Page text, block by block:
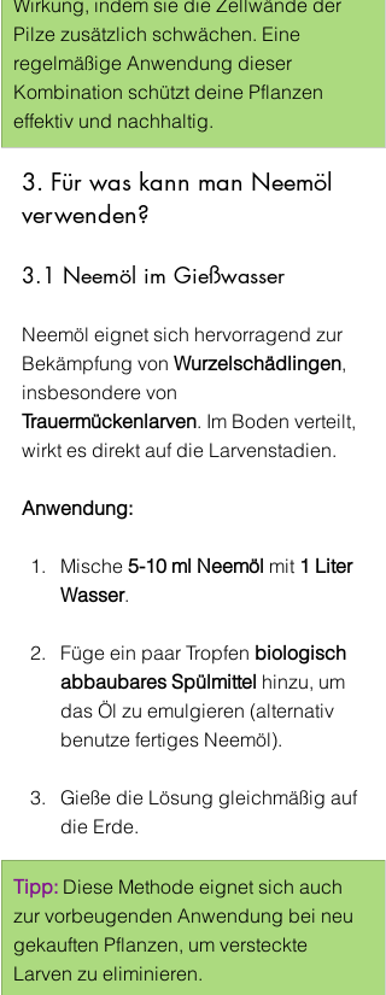
Wirkung, indem sie die Zellwände der
Pilze zusätzlich schwächen. Eine
regelmäßige Anwendung dieser
Kombination schützt deine Pflanzen
effektiv und nachhaltig.
3. Für was kann man Neemöl
verwenden?
3.1 Neemöl im Gießwasser
Neemöl eignet sich hervorragend zur
Bekämpfung von Wurzelschädlingen,
insbesondere von
Trauermückenlarven. Im Boden verteilt,
wirkt es direkt auf die Larvenstadien.
Anwendung:
Mische 5-10 ml Neemöl mit 1 Liter
Wasser.
Füge ein paar Tropfen biologisch
abbaubares Spülmittel hinzu, um
das Öl zu emulgieren (alternativ
benutze fertiges Neemöl).
Gieße die Lösung gleichmäßig auf
die Erde.
Tipp: Diese Methode eignet sich auch
zur vorbeugenden Anwendung bei neu
gekauften Pflanzen, um versteckte
Larven zu eliminieren.